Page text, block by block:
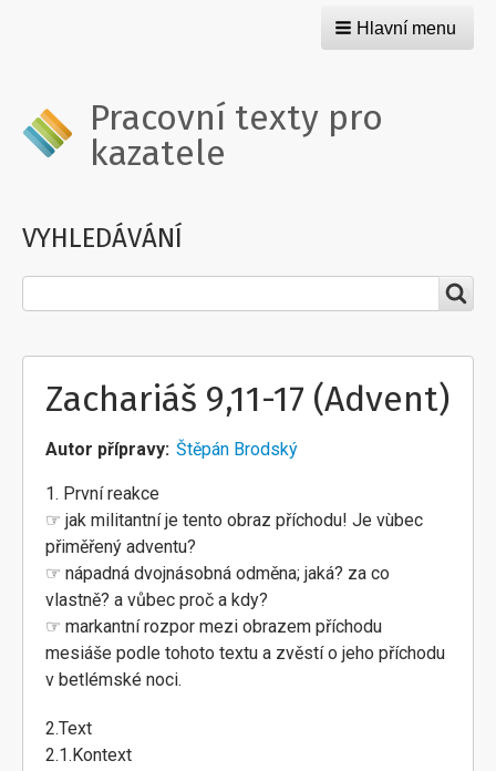
Hlavní menu
Pracovní texty pro
kazatele
VYHLEDÁVÁNÍ
Zachariáš 9,11-17 (Advent)
Autor přípravy Štěpán Brodský
1. První reakce
☞ jak militantní je tento obraz příchodu! Je vùbec
přiměřený adventu?
☞ nápadná dvojnásobná odměna; jaká? za co
vlastně? a vůbec proč a kdy?
☞ markantní rozpor mezi obrazem příchodu
mesiáše podle tohoto textu a zvěstí o jeho příchodu
v betlémské noci.
2.Text
2.1.Kontext